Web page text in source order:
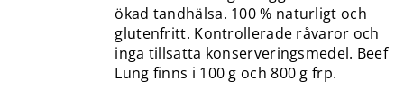
ökad tandhälsa. 100 % naturligt och
glutenfritt. Kontrollerade råvaror och
inga tillsatta konserveringsmedel. Beef
Lung finns i 100 g och 800 g frp.